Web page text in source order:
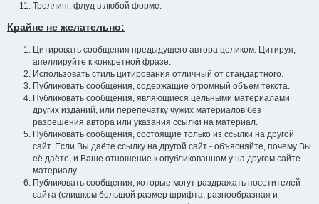
Троллинг, флуд в любой форме.
Крайне не желательно:
Цитировать сообщения предыдущего автора целиком. Цитируя,
апеллируйте к конкретной фразе.
Использовать стиль цитирования отличный от стандартного.
Публиковать сообщения, содержащие огромный объем текста.
Публиковать сообщения, являющиеся цельными материалами
других изданий, или перепечатку чужих материалов без
разрешения автора или указания ссылки на материал.
Публиковать сообщения, состоящие только из ссылки на другой
сайт. Если Вы даёте ссылку на другой сайт - объясняйте, почему Вы
её даёте, и Ваше отношение к опубликованном у на другом сайте
материалу.
Публиковать сообщения, которые могут раздражать посетителей
сайта (слишком большой размер шрифта, разнообразная и